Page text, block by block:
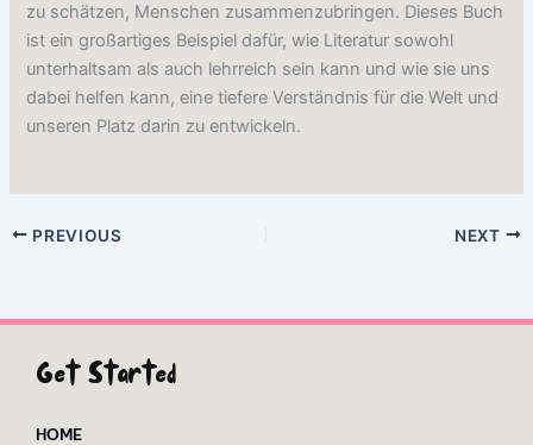
zu schätzen, Menschen zusammenzubringen. Dieses Buch
ist ein großartiges Beispiel dafür, wie Literatur sowohl
unterhaltsam als auch lehrreich sein kann und wie sie uns
dabei helfen kann, eine tiefere Verständnis für die Welt und
unseren Platz darin zu entwickeln.
PREVIOUS NEXT
Get Started
HOME